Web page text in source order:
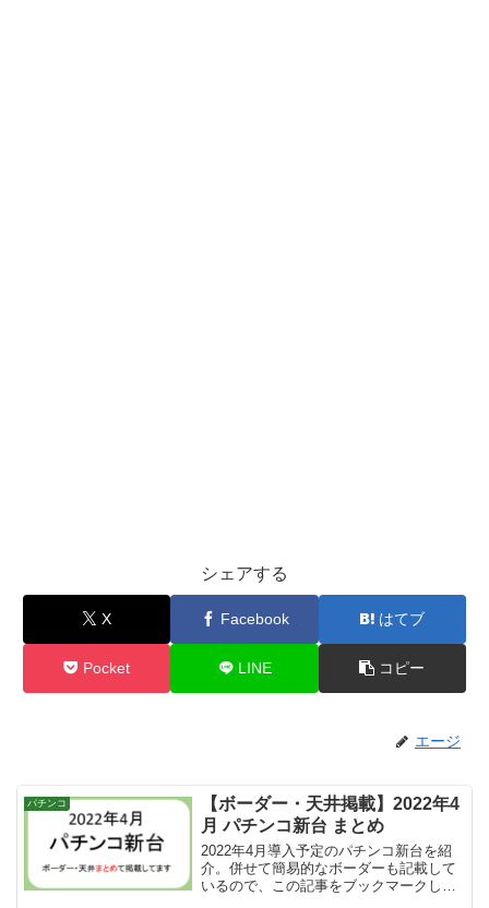
シェアする
X Facebook はてブ
Pocket LINE コピー
エージ
パチンコ
【ボーダー・天井掲載】2022年4
月 パチンコ新台 まとめ
2022年4月導入予定のパチンコ新台を紹
介。併せて簡易的なボーダーも記載して
いるので、この記事をブックマークして